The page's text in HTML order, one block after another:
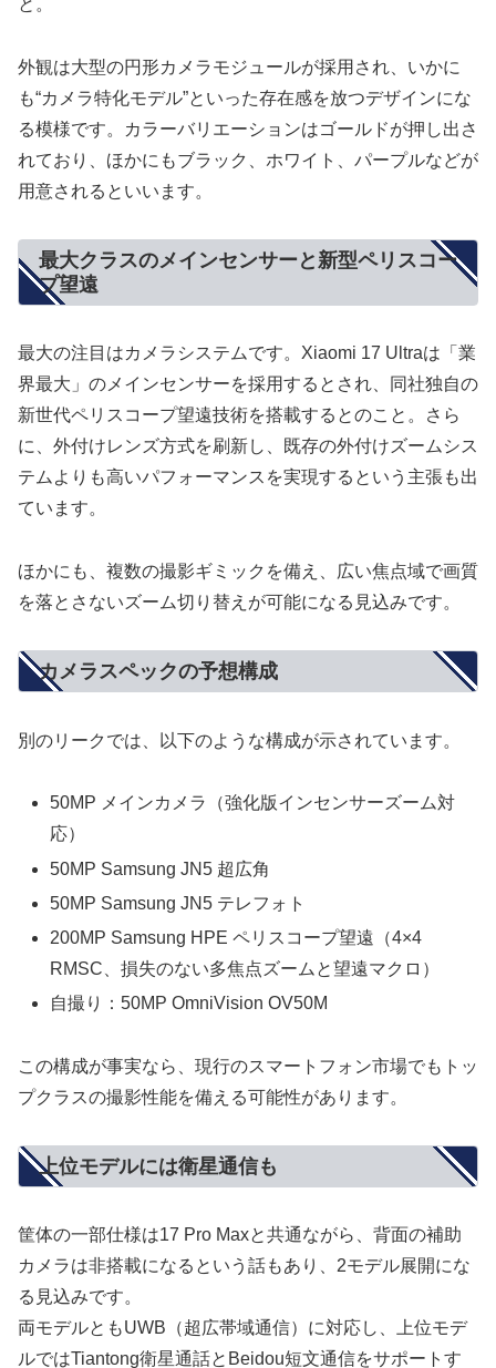
と。
外観は大型の円形カメラモジュールが採用され、いかに
も“カメラ特化モデル”といった存在感を放つデザインにな
る模様です。カラーバリエーションはゴールドが押し出さ
れており、ほかにもブラック、ホワイト、パープルなどが
用意されるといいます。
最大クラスのメインセンサーと新型ペリスコー
プ望遠
最大の注目はカメラシステムです。Xiaomi 17 Ultraは「業
界最大」のメインセンサーを採用するとされ、同社独自の
新世代ペリスコープ望遠技術を搭載するとのこと。さら
に、外付けレンズ方式を刷新し、既存の外付けズームシス
テムよりも高いパフォーマンスを実現するという主張も出
ています。
ほかにも、複数の撮影ギミックを備え、広い焦点域で画質
を落とさないズーム切り替えが可能になる見込みです。
カメラスペックの予想構成
別のリークでは、以下のような構成が示されています。
50MP メインカメラ（強化版インセンサーズーム対
応）
50MP Samsung JN5 超広角
50MP Samsung JN5 テレフォト
200MP Samsung HPE ペリスコープ望遠（4×4
RMSC、損失のない多焦点ズームと望遠マクロ）
自撮り：50MP OmniVision OV50M
この構成が事実なら、現行のスマートフォン市場でもトッ
プクラスの撮影性能を備える可能性があります。
上位モデルには衛星通信も
筐体の一部仕様は17 Pro Maxと共通ながら、背面の補助
カメラは非搭載になるという話もあり、2モデル展開にな
る見込みです。
両モデルともUWB（超広帯域通信）に対応し、上位モデ
ルではTiantong衛星通話とBeidou短文通信をサポートす